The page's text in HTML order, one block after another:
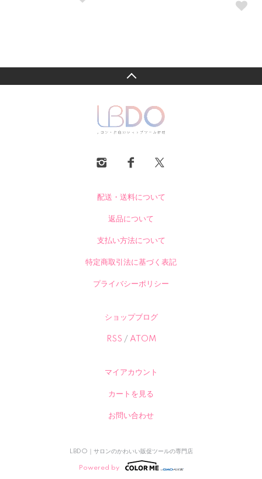
配送・送料について
返品について
支払い方法について
特定商取引法に基づく表記
プライバシーポリシー
ショップブログ
RSS / ATOM
マイアカウント
カートを見る
お問い合わせ
LBDO｜サロンのかわいい販促ツールの専門店
Powered by